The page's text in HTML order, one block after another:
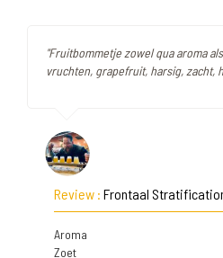
"Fruitbommetje zowel qua aroma
vruchten, grapefruit, harsig, zacht,
Review : Frontaal
Aroma
Zoet